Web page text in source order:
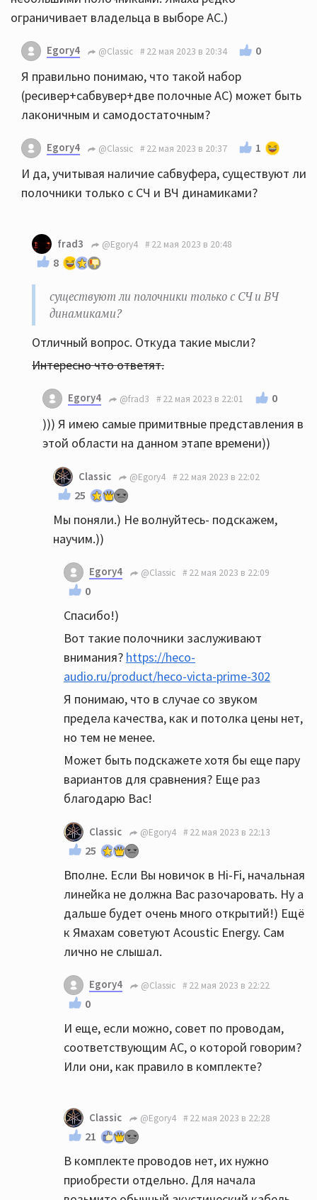
ограничивает владельца в выборе АС.)
Egory4 @Classic 22 мая 2023 в 20:34 0
Я правильно понимаю, что такой набор
(ресивер+сабвувер+две полочные АС) может быть
лаконичным и самодостаточным?
Egory4 @Classic 22 мая 2023 в 20:37 1
И да, учитывая наличие сабвуфера, существуют ли
полочники только с СЧ и ВЧ динамиками?
frad3 @Egory4 22 мая 2023 в 20:48
8
существуют ли полочники только с СЧ и ВЧ
динамиками?
Отличный вопрос. Откуда такие мысли?
Интересно что ответят.
Egory4 @frad3 22 мая 2023 в 22:01 0
))) Я имею самые примитвные представления в
этой области на данном этапе времени))
Classic @Egory4 22 мая 2023 в 22:02
25
Мы поняли.) Не волнуйтесь- подскажем,
научим.))
Egory4 @Classic 22 мая 2023 в 22:09
0
Спасибо!)
Вот такие полочники заслуживают
внимания? https://heco-
audio.ru/product/heco-victa-prime-302
Я понимаю, что в случае со звуком
предела качества, как и потолка цены нет,
но тем не менее.
Может быть подскажете хотя бы еще пару
вариантов для сравнения? Еще раз
благодарю Вас!
Classic @Egory4 22 мая 2023 в 22:13
25
Вполне. Если Вы новичок в Hi-Fi, начальная
линейка не должна Вас разочаровать. Ну а
дальше будет очень много открытий!) Ещё
к Ямахам советуют Acoustic Energy. Сам
лично не слышал.
Egory4 @Classic 22 мая 2023 в 22:22
0
И еще, если можно, совет по проводам,
соответствующим АС, о которой говорим?
Или они, как правило в комплекте?
Classic @Egory4 22 мая 2023 в 22:28
21
В комплекте проводов нет, их нужно
приобрести отдельно. Для начала